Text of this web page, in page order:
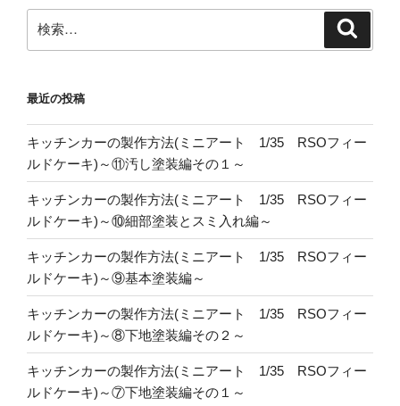
ー
シ
索:
最近の投稿
キッチンカーの製作方法(ミニアート 1/35 RSOフィー
ルドケーキ)～⑪汚し塗装編その１～
キッチンカーの製作方法(ミニアート 1/35 RSOフィー
ルドケーキ)～⑩細部塗装とスミ入れ編～
キッチンカーの製作方法(ミニアート 1/35 RSOフィー
ルドケーキ)～⑨基本塗装編～
キッチンカーの製作方法(ミニアート 1/35 RSOフィー
ルドケーキ)～⑧下地塗装編その２～
キッチンカーの製作方法(ミニアート 1/35 RSOフィー
ルドケーキ)～⑦下地塗装編その１～